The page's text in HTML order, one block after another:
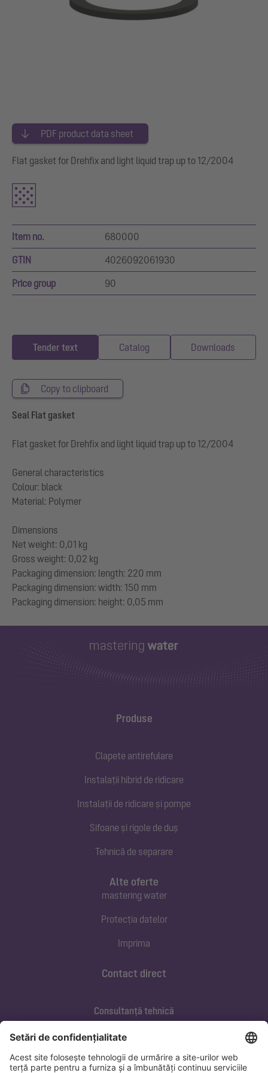
PDF product data sheet
Flat gasket for Drehfix and light liquid trap up to 12/2004
Item no. 680000
GTIN 4026092061930
Price group 90
Tender text Catalog Downloads
Copy to clipboard
Seal Flat gasket
Flat gasket for Drehfix and light liquid trap up to 12/2004
General characteristics
Colour: black
Material: Polymer
Dimensions
Net weight: 0,01 kg
Gross weight: 0,02 kg
Packaging dimension: length: 220 mm
Packaging dimension: width: 150 mm
Produse
Clapete antirefulare
Instalații hibrid de ridicare
Instalații de ridicare și pompe
Sifoane și rigole de duș
Tehnică de separare
Contact direct
Consultanță tehnică
+40 733 105 062
Alte oferte
mastering water
Protecția datelor
Imprima